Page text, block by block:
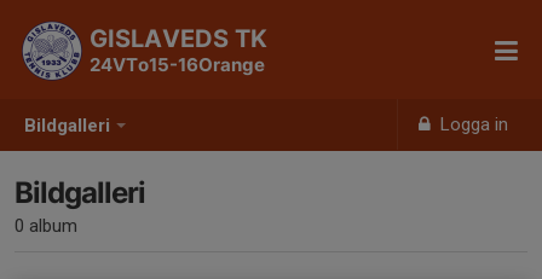
Bildgalleri Logga in
GISLAVEDS TK
24VTo15-16Orange
Bildgalleri
0 album